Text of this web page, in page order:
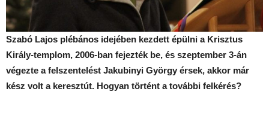
Szabó Lajos plébános idejében kezdett épülni a Krisztus
Király-templom, 2006-ban fejezték be, és szeptember 3-án
végezte a felszentelést Jakubinyi György érsek, akkor már
kész volt a keresztút. Hogyan történt a további felkérés?